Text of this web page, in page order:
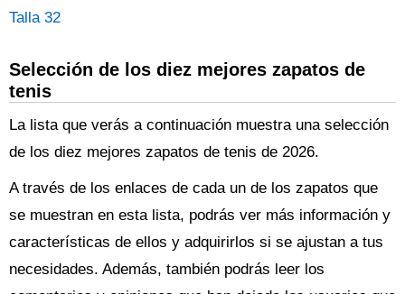
Talla 32
Selección de los diez mejores zapatos de
tenis
La lista que verás a continuación muestra una selección
de los diez mejores zapatos de tenis de 2026.
A través de los enlaces de cada un de los zapatos que
se muestran en esta lista, podrás ver más información y
características de ellos y adquirirlos si se ajustan a tus
necesidades. Además, también podrás leer los